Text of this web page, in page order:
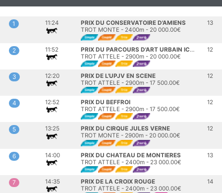
1 11:24
PRIX DU CONSERVATOIRE D'AMIENS
TROT MONTE - 2400m - 20 000.00€
13
2 11:52
PRIX DU PARCOURS D'ART URBAIN ICONIC
TROT ATTELE - 2900m - 20 000.00€
12
3 12:20
PRIX DE L'UPJV EN SCENE
TROT ATTELE - 2900m - 17 500.00€
12
4 12:52
PRIX DU BEFFROI
TROT ATTELE - 2900m - 17 500.00€
12
5 13:25
PRIX DU CIRQUE JULES VERNE
TROT MONTE - 2900m - 20 000.00€
12
6 14:00
PRIX DU CHATEAU DE MONTIERES
TROT ATTELE - 2400m - 23 000.00€
13
7 14:35
PRIX DE LA CROIX ROUGE
TROT ATTELE - 2400m - 23 000.00€
14